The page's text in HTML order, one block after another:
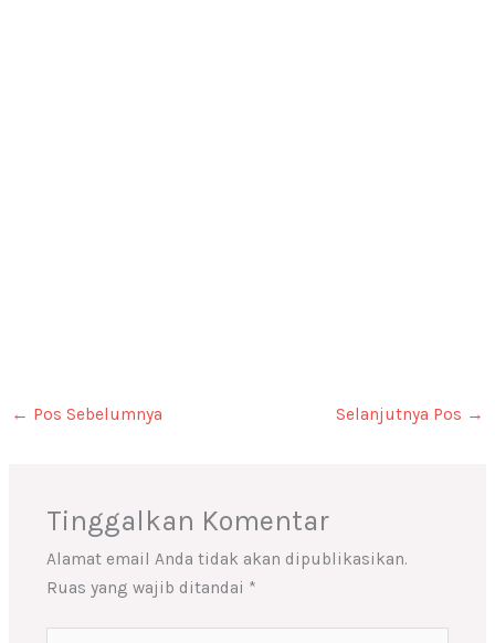
← Pos Sebelumnya Selanjutnya Pos →
Tinggalkan Komentar
Alamat email Anda tidak akan dipublikasikan.
Ruas yang wajib ditandai *